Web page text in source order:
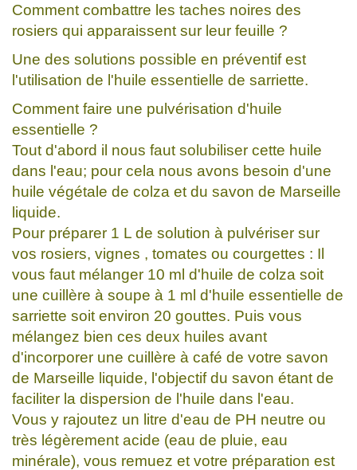
Comment combattre les taches noires des
rosiers qui apparaissent sur leur feuille ?
Une des solutions possible en préventif est
l'utilisation de l'huile essentielle de sarriette.
Comment faire une pulvérisation d'huile
essentielle ?
Tout d'abord il nous faut solubiliser cette huile
dans l'eau; pour cela nous avons besoin d'une
huile végétale de colza et du savon de Marseille
liquide.
Pour préparer 1 L de solution à pulvériser sur
vos rosiers, vignes , tomates ou courgettes : Il
vous faut mélanger 10 ml d'huile de colza soit
une cuillère à soupe à 1 ml d'huile essentielle de
sarriette soit environ 20 gouttes. Puis vous
mélangez bien ces deux huiles avant
d'incorporer une cuillère à café de votre savon
de Marseille liquide, l'objectif du savon étant de
faciliter la dispersion de l'huile dans l'eau.
Vous y rajoutez un litre d'eau de PH neutre ou
très légèrement acide (eau de pluie, eau
minérale), vous remuez et votre préparation est